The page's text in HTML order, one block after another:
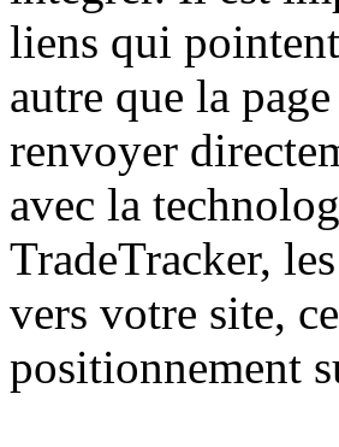
liens qui
autre que la
renvoyer
avec la
TradeTracker,
vers votre site,
positionnement